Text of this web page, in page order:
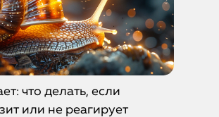
что делать, если
или не реагирует